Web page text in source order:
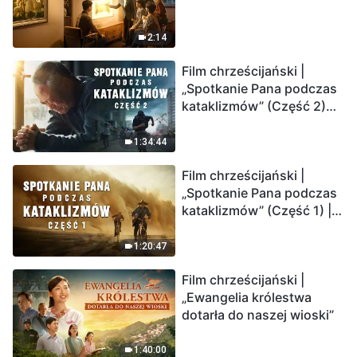
2:14
1:34:44
Film chrześcijański |
„Spotkanie Pana podczas
kataklizmów” (Część 2)
Ludzkość weszła w
odliczanie. Czy znalazłeś
już drogę ocalenia?
1:20:47
Film chrześcijański |
„Spotkanie Pana podczas
kataklizmów” (Część 1) |
1:40:00
Film chrześcijański |
„Ewangelia królestwa
dotarła do naszej wioski”